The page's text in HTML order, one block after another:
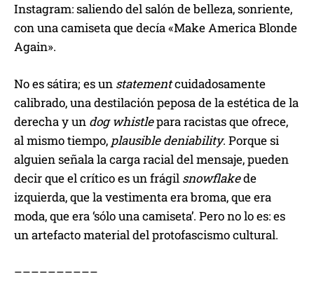
Instagram: saliendo del salón de belleza, sonriente,
con una camiseta que decía «Make America Blonde
Again».
No es sátira; es un statementcuidadosamente
calibrado, una destilación peposa de la estética de la
derecha y un dog whistlepara racistas que ofrece,
al mismo tiempo, plausible deniability. Porque si
alguien señala la carga racial del mensaje, pueden
decir que el crítico es un frágil snowflakede
izquierda, que la vestimenta era broma, que era
moda, que era ‘sólo una camiseta’. Pero no lo es: es
un artefacto material del protofascismo cultural.
––––––––––